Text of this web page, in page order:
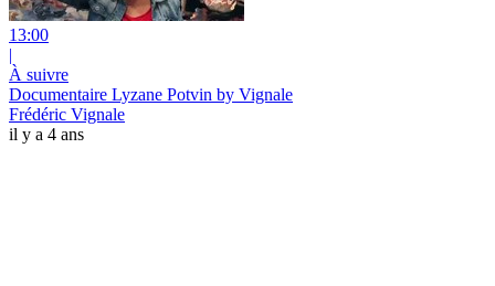
13:00
|
À suivre
Documentaire Lyzane Potvin by Vignale
Frédéric Vignale
il y a 4 ans